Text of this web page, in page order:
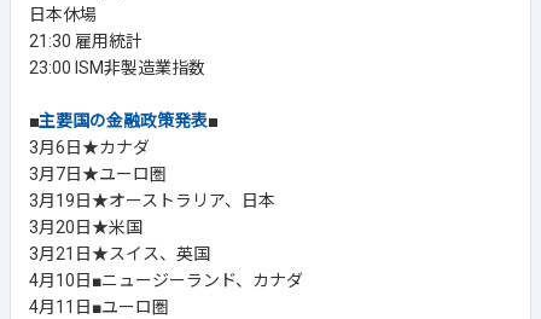
日本休場
21:30 雇用統計
23:00 ISM非製造業指数
■主要国の金融政策発表■
3月6日★カナダ
3月7日★ユーロ圏
3月19日★オーストラリア、日本
3月20日★米国
3月21日★スイス、英国
4月10日■ニュージーランド、カナダ
4月11日■ユーロ圏